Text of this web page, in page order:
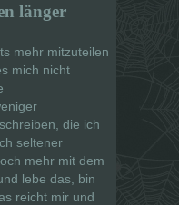
länger
mehr mitzuteilen
mich nicht
die ich
seltener
mehr mit dem
lebe das, bin
reicht mir und